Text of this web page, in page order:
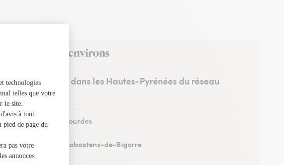
et dans ses environs
Les fleuristes dans les Hautes-Pyrénées du réseau
Interflora
Fleuristes à Lourdes
Fleuristes à Rabastens-de-Bigorre